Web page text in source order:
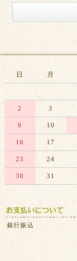
日
月
2 3
9 10
16 17
23 24
30 31
※赤字は休業日です
銀行振込